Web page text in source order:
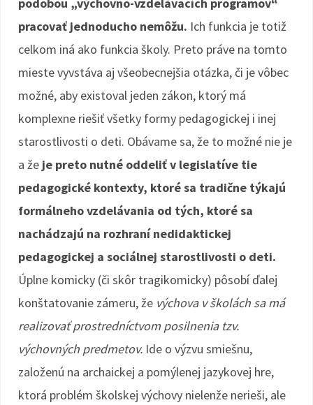
pracovať jednoducho nemôžu. Ich funkcia je totiž
celkom iná ako funkcia školy. Preto práve na tomto
mieste vyvstáva aj všeobecnejšia otázka, či je vôbec
možné, aby existoval jeden zákon, ktorý má
komplexne riešiť všetky formy pedagogickej i inej
starostlivosti o deti. Obávame sa, že to možné nie je
a že je preto nutné oddeliť v legislatíve tie
pedagogické kontexty, ktoré sa tradične týkajú
formálneho vzdelávania od tých, ktoré sa
nachádzajú na rozhraní nedidaktickej
pedagogickej a sociálnej starostlivosti o deti.
Úplne komicky (či skôr tragikomicky) pôsobí ďalej
konštatovanie zámeru, že výchova v školách sa má
realizovať prostredníctvom posilnenia tzv.
výchovných predmetov. Ide o výzvu smiešnu,
založenú na archaickej a pomýlenej jazykovej hre,
ktorá problém školskej výchovy nielenže nerieši, ale